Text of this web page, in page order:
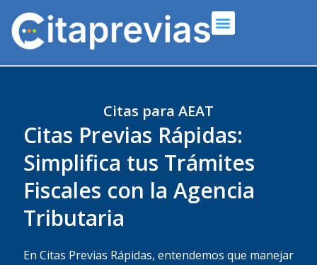
contenido
Menú
Citas para AEAT
Citas Previas Rápidas:
Simplifica tus Trámites
Fiscales con la Agencia
Tributaria
En Citas Previas Rápidas, entendemos que manejar